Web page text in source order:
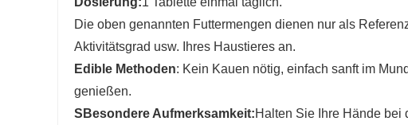
Die oben genannten Futtermengen dienen nur als
Aktivitätsgrad usw. Ihres Haustieres an.
Edible Methoden: Kein Kauen nötig, einfach sanft im
genießen.
S Besondere Aufmerksamkeit:Halten Sie Ihre Hände bei